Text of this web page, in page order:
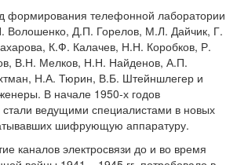
формирования телефонной лаборатории
Волошенко, Д.П. Горелов, М.Л. Дайчик, Г.
К.Ф. Калачев, Н.Н. Коробков, Р.
В.Н. Мелков, Н.Н. Найденов, А.П.
Н.А. Тюрин, В.Б. Штейншлегер и
В начале 1950-х годов
стали ведущими специалистами в новых
шифрующую аппаратуру.
каналов электросвязи до и во время